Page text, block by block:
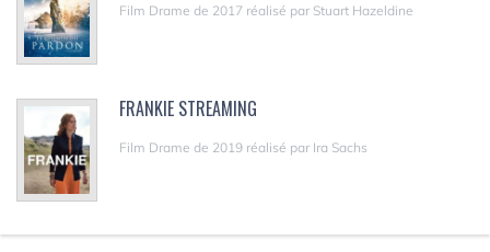
Film Drame de 2017 réalisé par Stuart Hazeldine
FRANKIE STREAMING
Film Drame de 2019 réalisé par Ira Sachs